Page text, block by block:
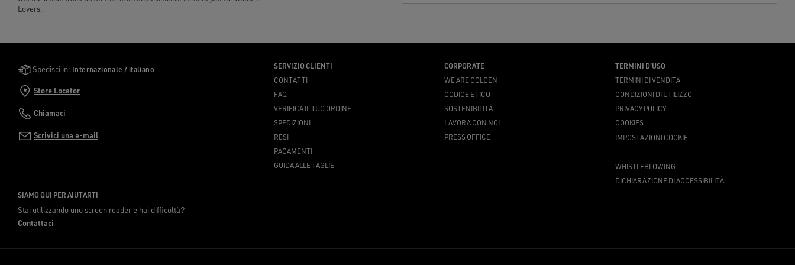
Lovers.
Golden Goose Services
Spedisci in: Internazionale / italiano
Store Locator
Chiamaci
Scrivici una e-mail
SERVIZIO CLIENTI
CONTATTI
FAQ
VERIFICA IL TUO ORDINE
SPEDIZIONI
RESI
PAGAMENTI
GUIDA ALLE TAGLIE
CORPORATE
WE ARE GOLDEN
CODICE ETICO
SOSTENIBILITÀ
LAVORA CON NOI
PRESS OFFICE
TERMINI D'USO
TERMINI DI VENDITA
CONDIZIONI DI UTILIZZO
PRIVACY POLICY
COOKIES
IMPOSTAZIONI COOKIE
WHISTLEBLOWING
DICHIARAZIONE DI ACCESSIBILITÀ
SIAMO QUI PER AIUTARTI
Stai utilizzando uno screen reader e hai difficoltà?
Contattaci